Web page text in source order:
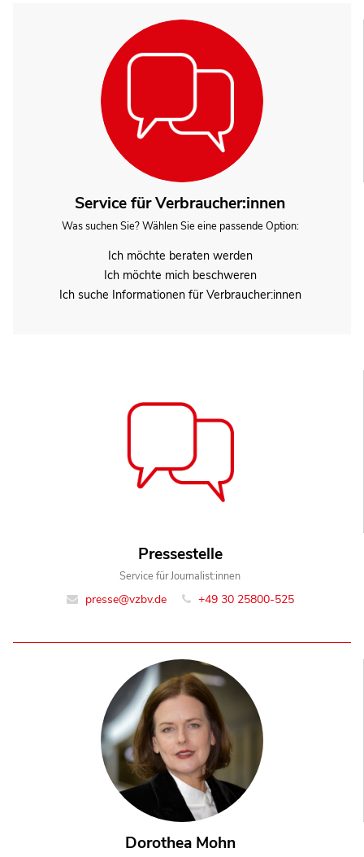
Service für Verbraucher:innen
Was suchen Sie? Wählen Sie eine passende Option:
Ich möchte beraten werden
Ich möchte mich beschweren
Ich suche Informationen für Verbraucher:innen
Pressestelle
Service für Journalist:innen
presse@vzbv.de +49 30 25800-525
Dorothea Mohn